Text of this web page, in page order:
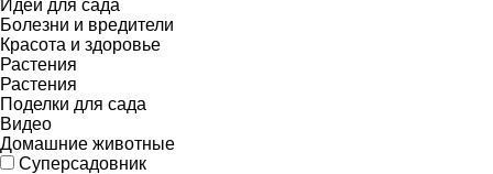
Идеи для сада
Болезни и вредители
Красота и здоровье
Растения
Растения
Поделки для сада
Видео
Домашние животные
Суперсадовник